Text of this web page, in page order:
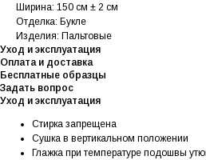
Ширина: 150 см ± 2 см
Отделка: Букле
Изделия: Пальтовые
Уход и эксплуатация
Оплата и доставка
Бесплатные образцы
Задать вопрос
Уход и эксплуатация
Стирка запрещена
Сушка в вертикальном положении
Глажка при температуре подошвы